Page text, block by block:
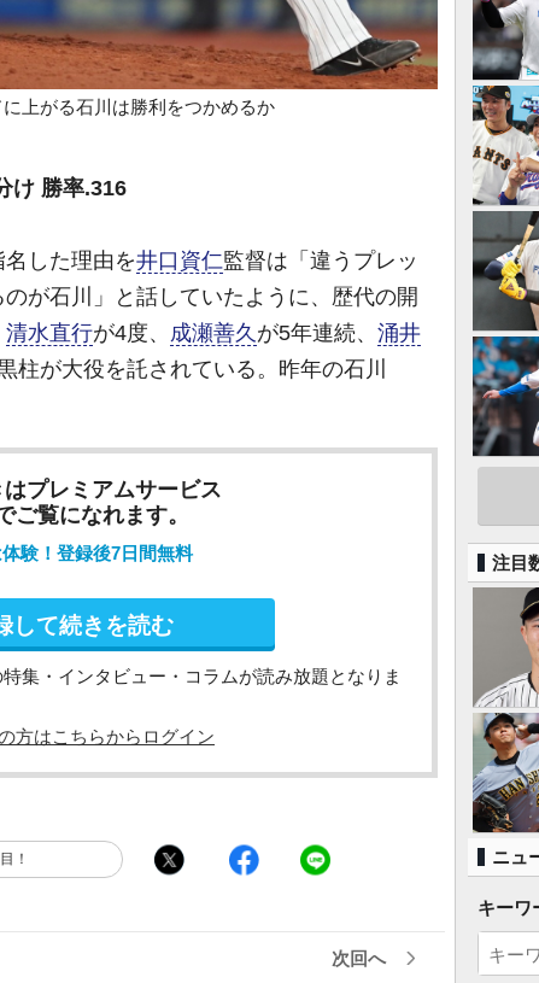
上がる石川は勝利をつかめるか
け 勝率.316
名した理由を井口資仁監督は「違うプレッ
が石川」と話していたように、歴代の開
清水直行が4度、 成瀬善久が5年連続、 涌井
柱が大役を託されている。昨年の石川
はプレミアムサービス
ご覧になれます。
体験！登録後7日間無料
して続きを読む
集・インタビュー・コラムが読み放題となりま
方はこちらからログイン
！
次回へ
注目
ニュ
キーワ